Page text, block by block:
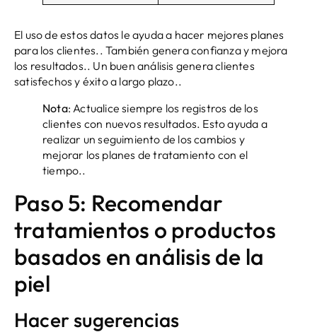
El uso de estos datos le ayuda a hacer mejores planes
para los clientes.. También genera confianza y mejora
los resultados.. Un buen análisis genera clientes
satisfechos y éxito a largo plazo..
Nota: Actualice siempre los registros de los
clientes con nuevos resultados. Esto ayuda a
realizar un seguimiento de los cambios y
mejorar los planes de tratamiento con el
tiempo..
Paso 5: Recomendar
tratamientos o productos
basados ​​en análisis de la
piel
Hacer sugerencias